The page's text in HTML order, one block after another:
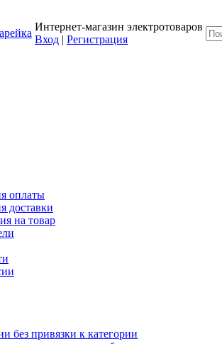
Интернет-магазин электротоваров
Вход | Регистрация
оплаты
доставки
на товар
без привязки к категории